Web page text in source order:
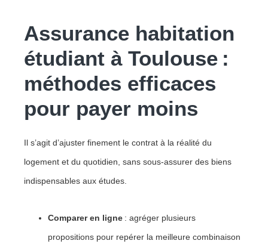
Assurance habitation
étudiant à Toulouse :
méthodes efficaces
pour payer moins
Il s’agit d’ajuster finement le contrat à la réalité du
logement et du quotidien, sans sous-assurer des biens
indispensables aux études.
Comparer en ligne : agréger plusieurs
propositions pour repérer la meilleure combinaison